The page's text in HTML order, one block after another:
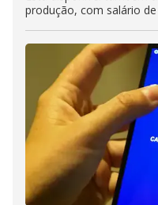
produção, com salário de